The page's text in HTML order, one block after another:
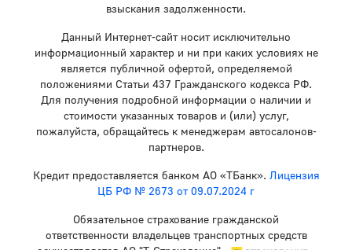
взыскания задолженности.
Данный Интернет-сайт носит исключительно
информационный характер и ни при каких условиях не
является публичной офертой, определяемой
положениями Статьи 437 Гражданского кодекса РФ.
Для получения подробной информации о наличии и
стоимости указанных товаров и (или) услуг,
пожалуйста, обращайтесь к менеджерам автосалонов-
партнеров.
Кредит предоставляется банком АО «ТБанк». Лицензия
ЦБ РФ № 2673 от 09.07.2024 г
Обязательное страхование гражданской
ответственности владельцев транспортных средств